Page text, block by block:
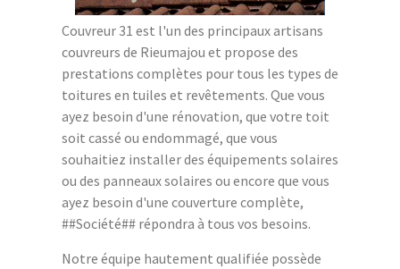
Couvreur 31 est l'un des principaux artisans
couvreurs de Rieumajou et propose des
prestations complètes pour tous les types de
toitures en tuiles et revêtements. Que vous
ayez besoin d'une rénovation, que votre toit
soit cassé ou endommagé, que vous
souhaitiez installer des équipements solaires
ou des panneaux solaires ou encore que vous
ayez besoin d'une couverture complète,
##Société## répondra à tous vos besoins.
Notre équipe hautement qualifiée possède